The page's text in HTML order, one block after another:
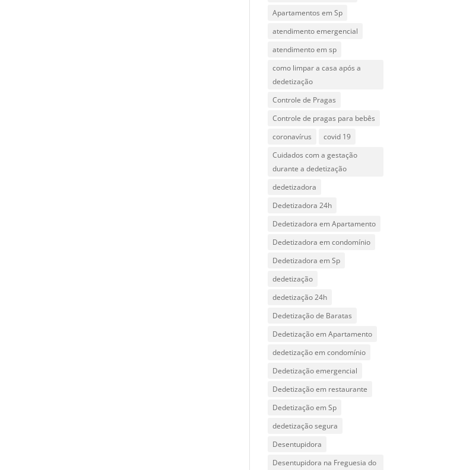
Apartamentos em Sp
atendimento emergencial
atendimento em sp
como limpar a casa após a
dedetização
Controle de Pragas
Controle de pragas para bebês
coronavírus
covid 19
Cuidados com a gestação
durante a dedetização
dedetizadora
Dedetizadora 24h
Dedetizadora em Apartamento
Dedetizadora em condomínio
Dedetizadora em Sp
dedetização
dedetização 24h
Dedetização de Baratas
Dedetização em Apartamento
dedetização em condomínio
Dedetização emergencial
Dedetização em restaurante
Dedetização em Sp
dedetização segura
Desentupidora
Desentupidora na Freguesia do